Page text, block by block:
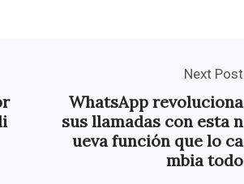
Next Post
WhatsApp revoluciona
sus llamadas con esta n
ueva función que lo ca
mbia todo